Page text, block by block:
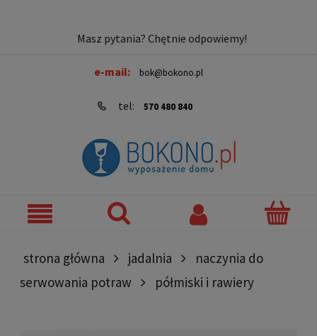
Masz pytania? Chętnie odpowiemy!
e-mail: bok@bokono.pl
tel: 570 480 840
strona główna jadalnia
naczynia do
serwowania potraw
półmiski i rawiery